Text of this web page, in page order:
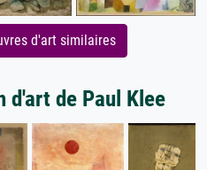
d'art similaires
d'art de Paul Klee